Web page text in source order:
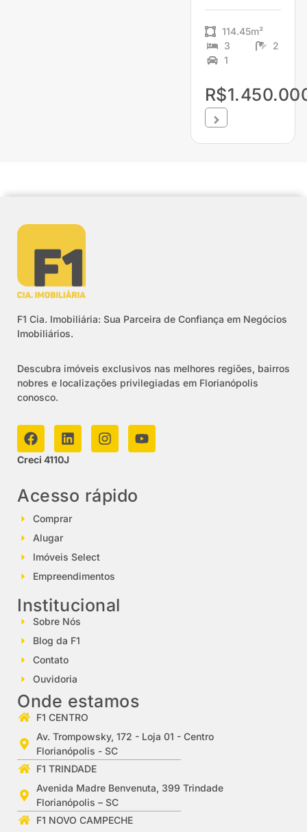
114.45m²
3
2
1
F1 Cia. Imobiliária: Sua Parceira de Confiança em Negócios
Imobiliários.
Descubra imóveis exclusivos nas melhores regiões, bairros
nobres e localizações privilegiadas em Florianópolis
conosco.
Creci 4110J
Acesso rápido
Comprar
Alugar
Imóveis Select
Empreendimentos
Institucional
Sobre Nós
Blog da F1
Contato
Ouvidoria
Onde estamos
F1 CENTRO
Av. Trompowsky, 172 - Loja 01 - Centro
Florianópolis - SC
F1 TRINDADE
Avenida Madre Benvenuta, 399 Trindade
Florianópolis – SC
F1 NOVO CAMPECHE